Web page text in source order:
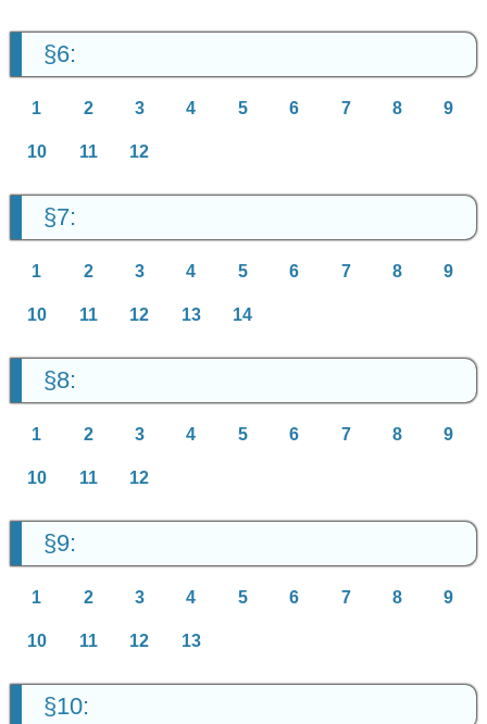
§6:
1 2 3 4 5 6 7 8 9
10 11 12
§7:
1 2 3 4 5 6 7 8 9
10 11 12 13 14
§8:
1 2 3 4 5 6 7 8 9
10 11 12
§9:
1 2 3 4 5 6 7 8 9
10 11 12 13
§10: